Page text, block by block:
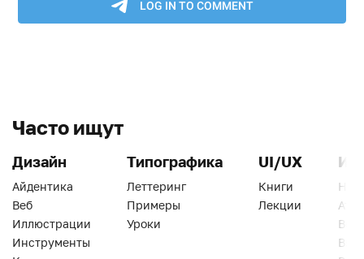
Часто ищут
Дизайн
Айдентика
Веб
Иллюстрации
Инструменты
Типографика
Леттеринг
Примеры
Уроки
UI/UX
Книги
Лекции
Веб